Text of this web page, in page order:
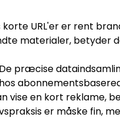
korte URL'er er rent
materialer, betyder
præcise
vise en kort reklame,
er måske fin,